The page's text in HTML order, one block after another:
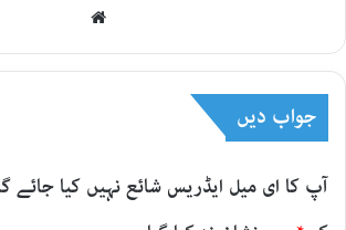
جواب دیں
آپ کا ای میل ایڈریس شائع نہیں کیا جائے